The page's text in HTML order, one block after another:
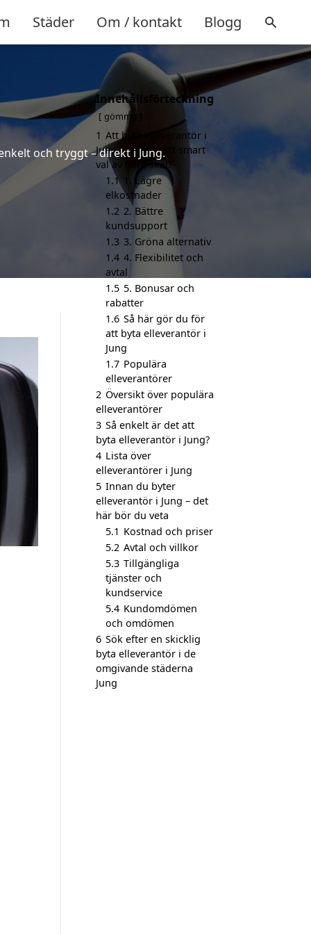
Städer Om / kontakt Blogg
och tryggt – direkt i Jung.
Innehållsförteckning
gömma
1 Att byta elleverantör i
Jung kan vara ett smart
val av flera skäl?
1.1
1. Lägre
elkostnader
1.2 2. Bättre
kundsupport
1.3 3. Gröna alternativ
1.4 4. Flexibilitet och
avtal
1.5 5. Bonusar och
rabatter
1.6 Så här gör du för
att byta elleverantör i
Jung
1.7 Populära
elleverantörer
2 Översikt över populära
elleverantörer
3 Så enkelt är det att
byta elleverantör i Jung?
4 Lista över
elleverantörer i Jung
5 Innan du byter
elleverantör i Jung – det
här bör du veta
5.1 Kostnad och priser
5.2 Avtal och villkor
5.3 Tillgängliga
tjänster och
kundservice
5.4 Kundomdömen
och omdömen
6 Sök efter en skicklig
byta elleverantör i de
omgivande städerna
Jung